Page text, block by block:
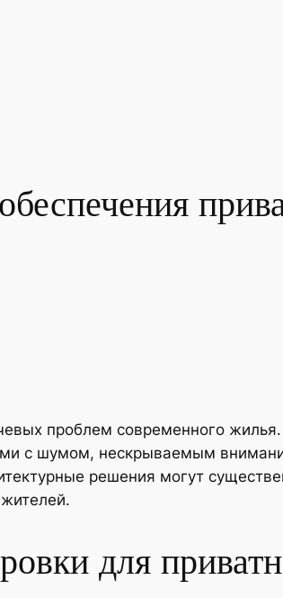
проблем современного
с шумом, нескрываемым
решения могут
для